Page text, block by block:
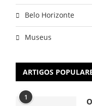
Belo Horizonte
Museus
ARTIGOS
1